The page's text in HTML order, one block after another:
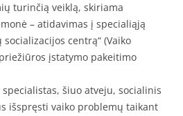
turinčią veiklą, skiriama
– atidavimas į specialiąją
centrą“ (Vaiko
įstatymo pakeitimo
šiuo atveju, socialinis
išspręsti vaiko problemų taikant